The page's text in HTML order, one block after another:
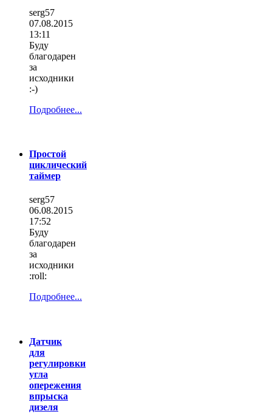
serg57
07.08.2015
13:11
Буду
благодарен
за
исходники
:-)
Подробнее...
Простой
циклический
таймер
serg57
06.08.2015
17:52
Буду
благодарен
за
исходники
:roll:
Подробнее...
Датчик
для
регулировки
угла
опережения
впрыска
дизеля